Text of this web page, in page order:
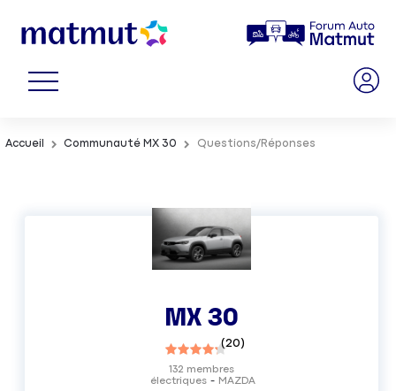
Accueil Communauté MX 30 Questions/Réponses
MX 30
(20)
électriques MAZDA
132 membres